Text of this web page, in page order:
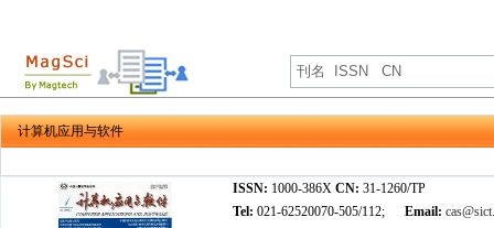
计算机应用与软件
ISSN: 1000-386X CN: 31-1260/TP
Tel: 021-62520070-505/112; Email: